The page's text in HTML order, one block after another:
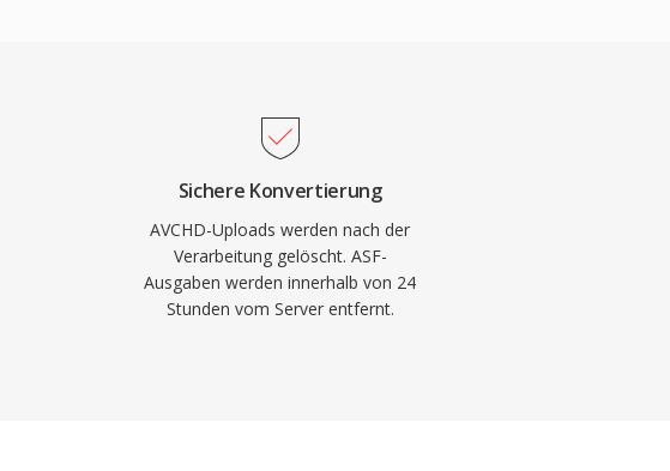
Sichere Konvertierung
AVCHD-Uploads werden nach der
Verarbeitung gelöscht. ASF-
Ausgaben werden innerhalb von 24
Stunden vom Server entfernt.